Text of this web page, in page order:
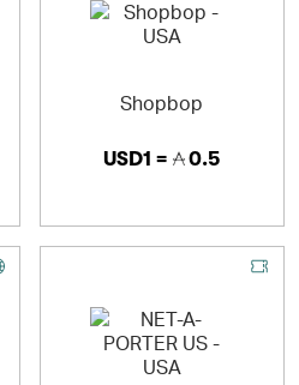
Shopbop
USD1 = 0.5